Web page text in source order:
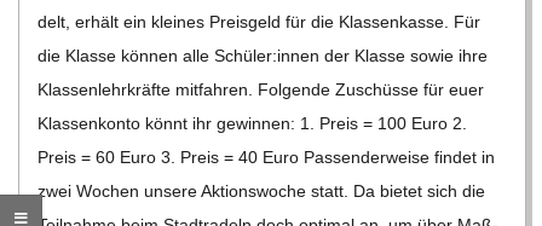
D
T
-
delt, erhält ein klei­nes Preis­geld für die Klas­sen­kasse. Für
die Klasse kön­nen alle Schüler:innen der Klasse sowie ihre
Klas­sen­lehr­kräfte mit­fah­ren. Fol­gende Zuschüsse für euer
Klas­sen­konto könnt ihr gewin­nen: 1. Preis = 100 Euro 2.
Preis = 60 Euro 3. Preis = 40 Euro Pas­sen­der­weise fin­det in
zwei Wochen unsere Akti­ons­wo­che statt. Da bie­tet sich die